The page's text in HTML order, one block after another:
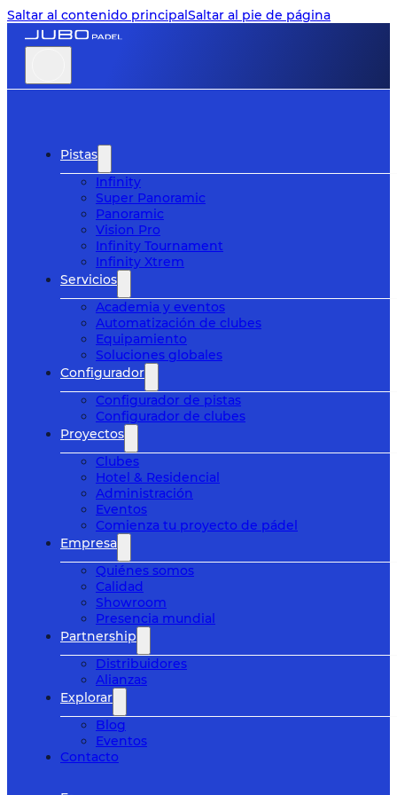
Saltar al contenido principalSaltar al pie de página
Pistas
Infinity
Super Panoramic
Panoramic
Vision Pro
Infinity Tournament
Infinity Xtrem
Servicios
Academia y eventos
Automatización de clubes
Equipamiento
Soluciones globales
Configurador
Configurador de pistas
Configurador de clubes
Proyectos
Clubes
Hotel & Residencial
Administración
Eventos
Comienza tu proyecto de pádel
Empresa
Quiénes somos
Calidad
Showroom
Presencia mundial
Partnership
Distribuidores
Alianzas
Explorar
Blog
Eventos
Contacto